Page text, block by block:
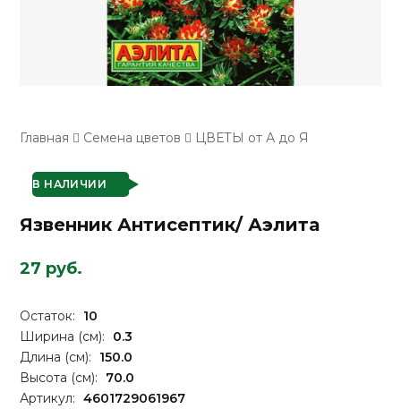
Главная Семена цветов ЦВЕТЫ от А до Я
В НАЛИЧИИ
Язвенник Антисептик/ Аэлита
27 руб.
Остаток:
10
Ширина (см):
0.3
Длина (см):
150.0
Высота (см):
70.0
Артикул: 4601729061967